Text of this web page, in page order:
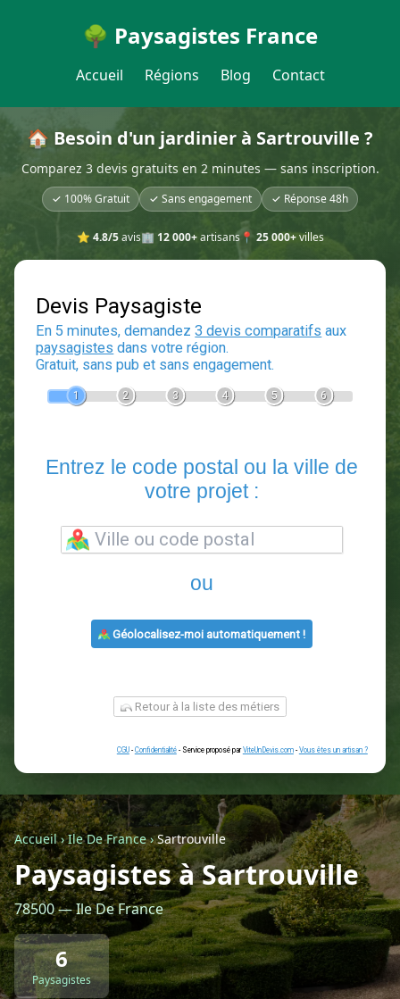
🌳 Paysagistes France
Accueil Régions Blog Contact
🏠 Besoin d'un jardinier à Sartrouville ?
Comparez 3 devis gratuits en 2 minutes — sans inscription.
✓ 100% Gratuit ✓ Sans engagement ✓ Réponse 48h
⭐ 4.8/5avis🏢 12 000+artisans📍 25 000+villes
Devis Paysagiste
En 5 minutes, demandez3 devis comparatifs
votre projet :
ou
Géolocalisez-moi automatiquement !
Retour à la liste des métiers
CGU-Confidentialité - Service proposé parViteUnDevis.com-Vous
Accueil›Ile De France›Sartrouville
Paysagistes à Sartrouville
78500 — Ile De France
6
Paysagistes